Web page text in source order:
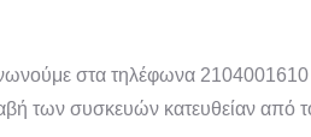
στα τηλέφωνα
των συσκευών κατευθείαν από το